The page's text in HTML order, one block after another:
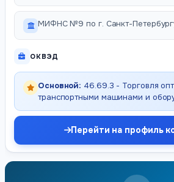
МИФНС №9 по г. Санкт-
ОКВЭД
Основной: 46.69.3 - Торговля
транспортными машинами и
Перейти на профиль